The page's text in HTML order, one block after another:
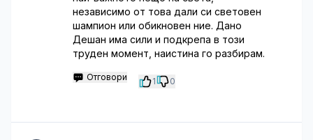
независимо от това дали си световен
шампион или обикновен ние. Дано
Дешан има сили и подкрепа в този
труден момент, наистина го разбирам.
Отговори 1 0